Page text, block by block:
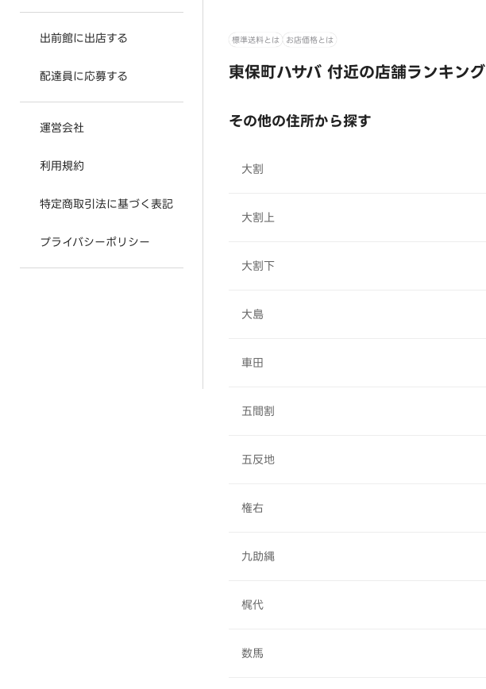
出前館に出店する
配達員に応募する
運営会社
利用規約
特定商取引法に基づく表記
プライバシーポリシー
標準送料とは お店価格とは
東保町ハサバ 付近の店舗ランキング
その他の住所から探す
大割
大割上
大割下
大島
車田
五間割
五反地
権右
九助縄
梶代
数馬